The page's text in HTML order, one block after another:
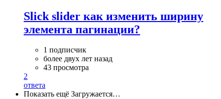
Slick slider как изменить ширину
элемента пагинации?
1 подписчик
более двух лет назад
43 просмотра
2
ответа
Показать ещё Загружается…